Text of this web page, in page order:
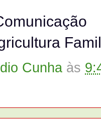
Cunha às